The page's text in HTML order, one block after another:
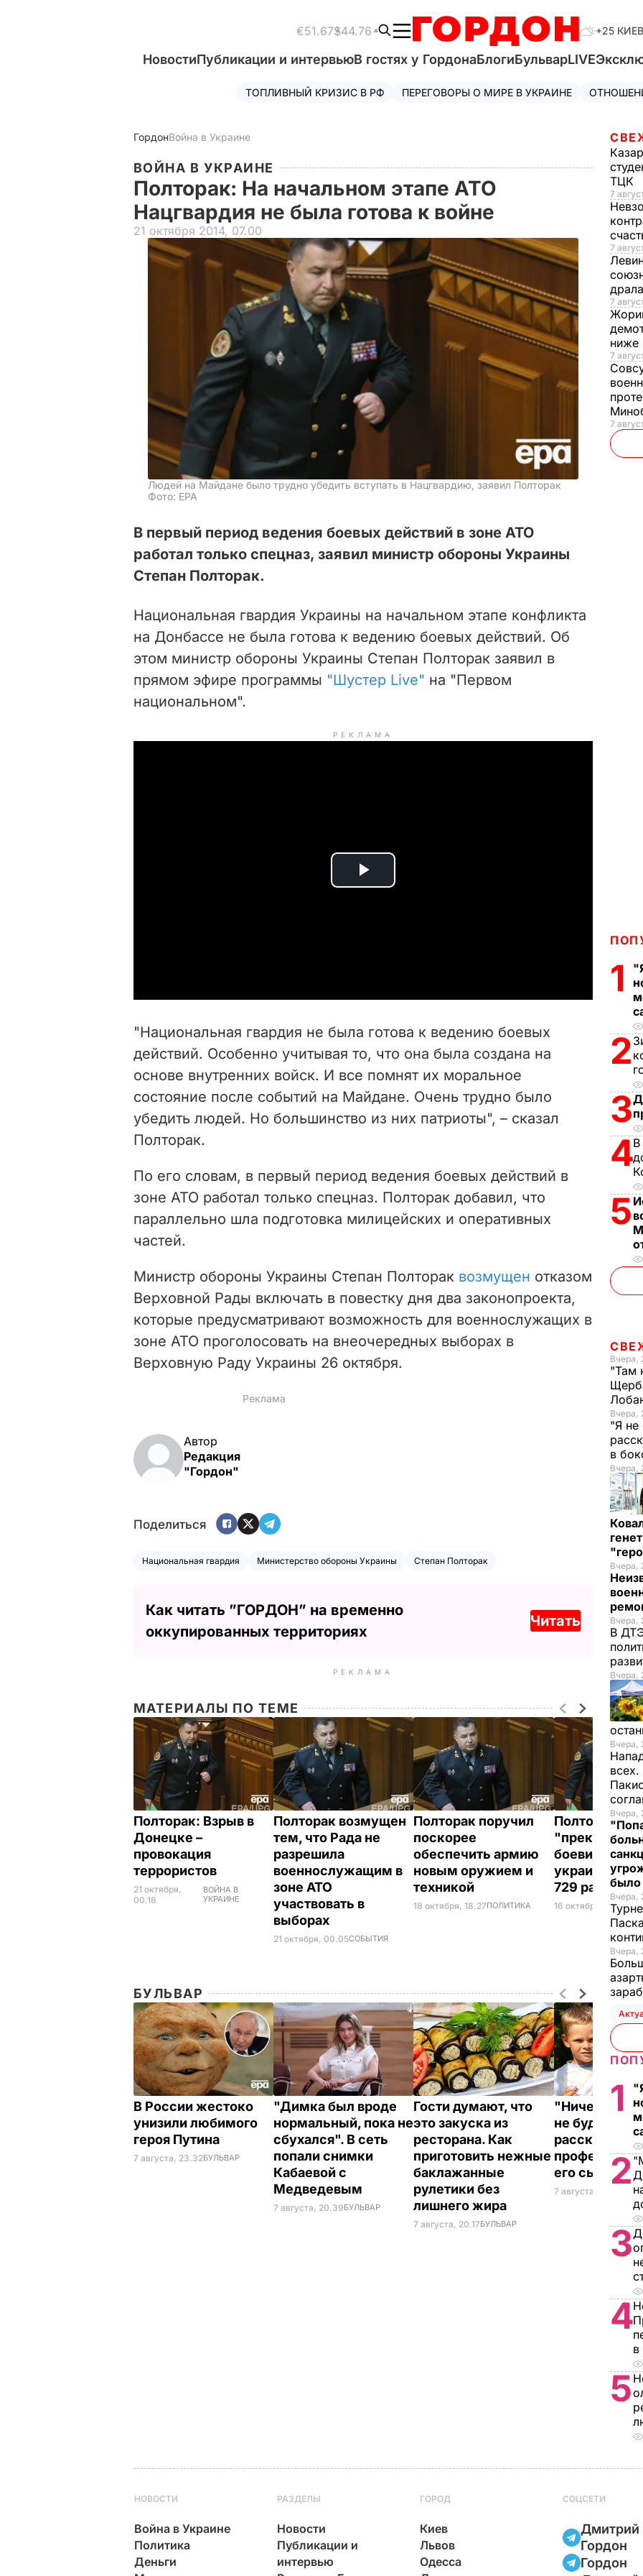
€51.67$44.76 +25 КИЕВ
НовостиПубликации и интервьюВ гостях у ГордонаБлогиБульварLIVE
ТОПЛИВНЫЙ КРИЗИС В РФ ПЕРЕГОВОРЫ О МИРЕ В УКРАИНЕ
ГордонВойна в Украине
ВОЙНА В УКРАИНЕ
Полторак: На начальном этапе АТО
Нацгвардия не была готова к войне
21 октября 2014, 07.00
Людей на Майдане было трудно убедить вступать в Нацгвардию, заявил Полторак
Фото: ЕРА
В первый период ведения боевых действий в зоне АТО
работал только спецназ, заявил министр обороны Украины
Степан Полторак.
Национальная гвардия Украины на начальном этапе конфликта
на Донбассе не была готова к ведению боевых действий. Об
этом министр обороны Украины Степан Полторак заявил в
прямом эфире программы "Шустер Live" на "Первом
национальном".
РЕКЛАМА
P
i
d
e
"Национальная гвардия не была готова к ведению боевых
действий. Особенно учитывая то, что она была создана на
основе внутренних войск. И все помнят их моральное
состояние после событий на Майдане. Очень трудно было
убедить людей. Но большинство из них патриоты", – сказал
Полторак.
По его словам, в первый период ведения боевых действий в
зоне АТО работал только спецназ. Полторак добавил, что
параллельно шла подготовка милицейских и оперативных
частей.
Министр обороны Украины Степан Полторак возмущен отказом
Верховной Рады включать в повестку дня два законопроекта,
которые предусматривают возможность для военнослужащих в
зоне АТО проголосовать на внеочередных выборах в
Верховную Раду Украины 26 октября.
Автор
Редакция
"Гордон"
Поделиться
Национальная гвардия Министерство обороны Украины Степан Полторак
Как читать ”ГОРДОН” на временно
оккупированных территориях
Читать
РЕКЛАМА
МАТЕРИАЛЫ ПО ТЕМЕ
Полторак: Взрыв в
Донецке –
провокация
террористов
21 октября,
00.18
ВОЙНА В
УКРАИНЕ
Полторак возмущен
тем, что Рада не
разрешила
военнослужащим в
зоне АТО
участвовать в
выборах
21 октября, 00.05СОБЫТИЯ
Полторак поручил
поскорее
обеспечить армию
новым оружием и
техникой
18 октября, 18.27ПОЛИТИКА
Полторак:
боевики
украинских
729 раз
16 октября, 22.28
БУЛЬВАР
В России жестоко
унизили любимого
героя Путина
7 августа, 23.32БУЛЬВАР
"Димка был вроде
нормальный, пока не
сбухался". В сеть
попали снимки
Кабаевой с
Медведевым
7 августа, 20.39БУЛЬВАР
Гости думают, что
это закуска из
ресторана. Как
приготовить нежные
баклажанные
рулетики без
лишнего жира
7 августа, 20.17БУЛЬВАР
"Ничего
не буду".
рассказал,
профессию
его сын
7 августа, 19.44
ТЦК
7
7
7
ниже
7
7
1
2
3
4В
5
Вчера,
"Там
Вчера,
"Я не
в
Вчера,
Вчера,
Вчера,
В
Вчера,
Вчера,
Вчера,
было
Вчера,
Вчера,
1
2
3
4
в
5
НОВОСТИ
Война в Украине
Политика
Деньги
РАЗДЕЛЫ
Новости
Публикации и
интервью
ГОРОД
Киев
Львов
Одесса
СОЦСЕТИ
Дмитрий
Гордон
Гордон